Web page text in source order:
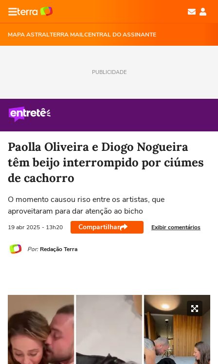
MAPA ASTRALTERRA MAILCENTRAL DO ASSINANTE
PUBLICIDADE
Paolla Oliveira e Diogo Nogueira
têm beijo interrompido por ciúmes
de cachorro
O momento causou riso entre os artistas, que
aproveitaram para dar atenção ao bicho
19 abr 2025 - 13h20 Compartilhar Exibir comentários
Por: Redação Terra